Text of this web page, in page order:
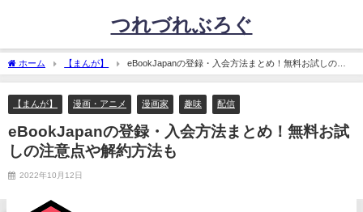
つれづれぶろぐ
ホーム 【まんが】
eBookJapanの登録・入会方法まとめ！無料お試しの注
意点や解約方法も
【まんが】 漫画・アニメ 漫画家 趣味 配信
eBookJapanの登録・入会方法まとめ！無料お試
しの注意点や解約方法も
2022年10月12日